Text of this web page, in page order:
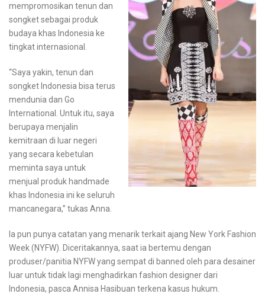
mempromosikan tenun dan
songket sebagai produk
budaya khas Indonesia ke
tingkat internasional.
“Saya yakin, tenun dan
songket Indonesia bisa terus
mendunia dan Go
International. Untuk itu, saya
berupaya menjalin
kemitraan di luar negeri
yang secara kebetulan
meminta saya untuk
menjual produk handmade
khas Indonesia ini ke seluruh
mancanegara,” tukas Anna.
Ia pun punya catatan yang menarik terkait ajang New York Fashion
Week (NYFW). Diceritakannya, saat ia bertemu dengan
produser/panitia NYFW yang sempat di banned oleh para desainer
luar untuk tidak lagi menghadirkan fashion designer dari
Indonesia, pasca Annisa Hasibuan terkena kasus hukum.